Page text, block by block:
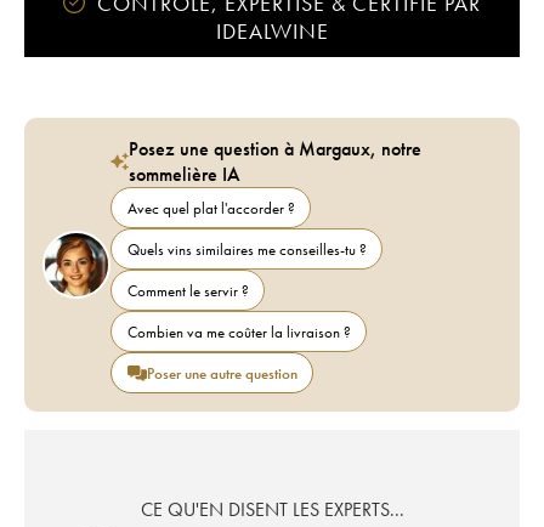
IDEALWINE
Posez une question à Margaux, notre
sommelière IA
Avec quel plat l'accorder ?
Quels vins similaires me conseilles-tu ?
Comment le servir ?
Combien va me coûter la livraison ?
Poser une autre question
CE QU'EN DISENT LES EXPERTS...